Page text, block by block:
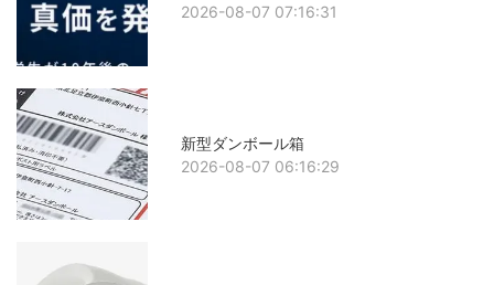
2026-08-07 07:16:31
新型ダンボール箱
2026-08-07 06:16:29